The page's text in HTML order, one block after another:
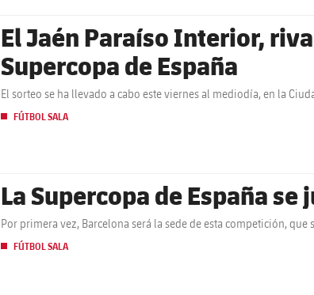
El Jaén Paraíso Interior,
Supercopa de España
El sorteo se ha llevado a cabo este viernes al mediodía, en la
FÚTBOL SALA
La Supercopa de España
Por primera vez, Barcelona será la sede de esta competición,
FÚTBOL SALA